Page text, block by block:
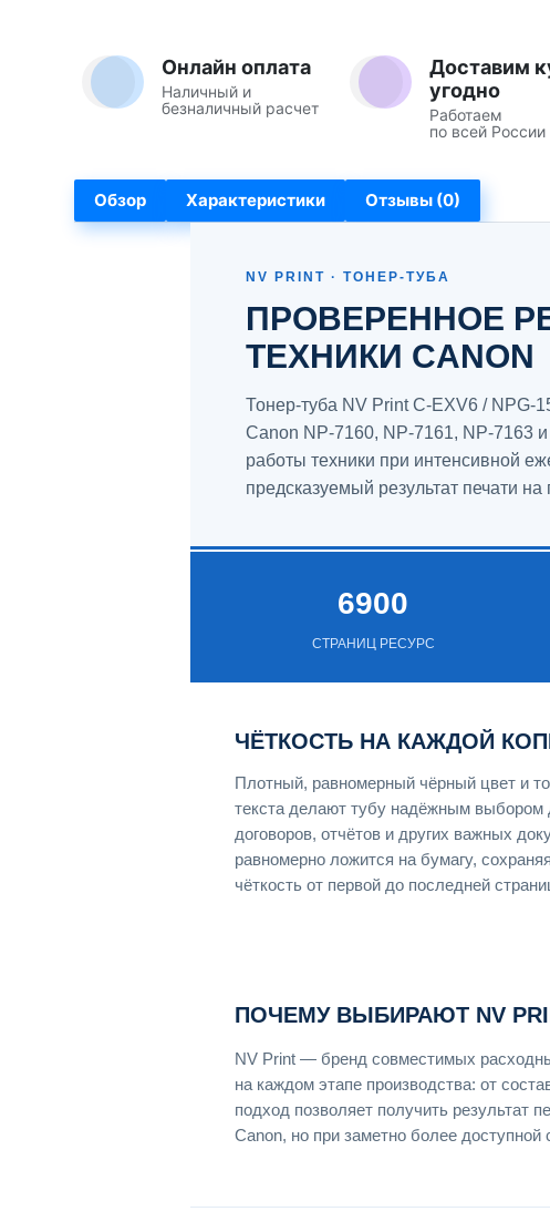
Онлайн оплата
Наличный и
безналичный расчет
Доставим
угодно
Работаем
по всей России
Обзор Характеристики Отзывы (0)
NV PRINT · ТОНЕР-ТУБА
ПРОВЕРЕННОЕ
ТЕХНИКИ CANON
Тонер-туба NV Print C-EXV6 /
Canon NP-7160, NP-7161, NP-7163
работы техники при интенсивной
предсказуемый результат печати
6900
СТРАНИЦ РЕСУРС
ЧЁТКОСТЬ НА КАЖДОЙ
Плотный, равномерный чёрный цвет и
текста делают тубу надёжным выбором
договоров, отчётов и других важных
равномерно ложится на бумагу,
чёткость от первой до последней
ПОЧЕМУ ВЫБИРАЮТ NV
NV Print — бренд совместимых
на каждом этапе производства: от
подход позволяет получить результат
Canon, но при заметно более доступной